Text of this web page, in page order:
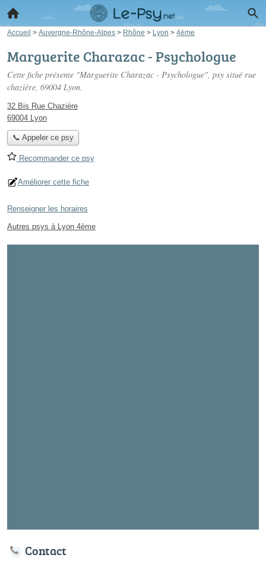
Accueil > Auvergne-Rhône-Alpes > Rhône > Lyon > 4ème
Marguerite Charazac - Psychologue
Cette fiche présente "Marguerite Charazac - Psychologue", psy situé rue
chazière, 69004 Lyon.
32 Bis Rue Chazière
69004 Lyon
📞 Appeler ce psy
Recommander ce psy
Améliorer cette fiche
Renseigner les horaires
Autres psys à Lyon 4ème
Contact